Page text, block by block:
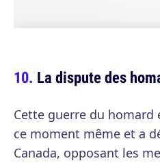
La dispute des
Cette guerre du homard
ce moment même et a
Canada, opposant les